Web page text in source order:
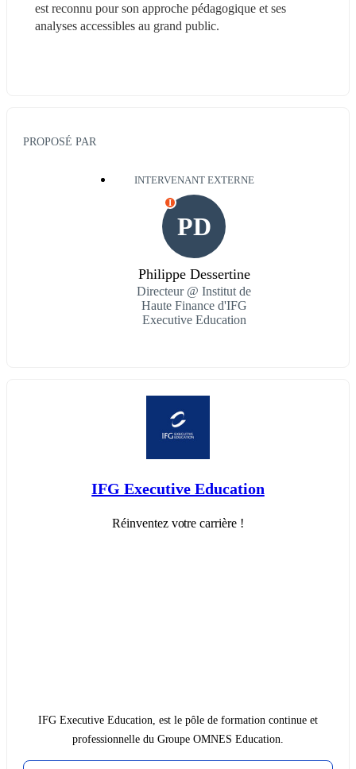
est reconnu pour son approche pédagogique et ses
analyses accessibles au grand public.
PROPOSÉ PAR
INTERVENANT EXTERNE
PD
I
Philippe Dessertine
Directeur @ Institut de
Haute Finance d'IFG
Executive Education
IFG Executive Education
Réinventez votre carrière !
IFG Executive Education, est le pôle de formation continue et
professionnelle du Groupe OMNES Education.